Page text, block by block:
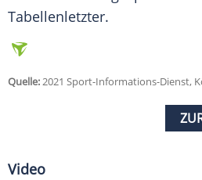
Tabellenletzter.
Quelle:2021 Sport-Informations-Dienst,
Video